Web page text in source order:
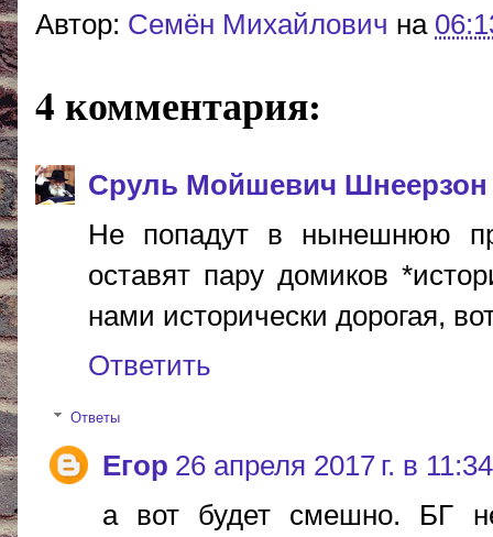
Автор: Cемён Михайлович на
4 комментария:
Сруль Мойшевич Шнеерзон
Не попадут в нынешнюю
оставят пару домиков
нами исторически дорогая,
Ответить
Ответы
Егор 26 апреля 2017 г. в 11:34
а вот будет смешно. БГ